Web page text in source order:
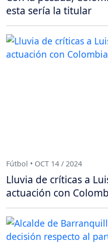
esta sería la titular
Fútbol • OCT 14 / 2024
Lluvia de críticas a
actuación con